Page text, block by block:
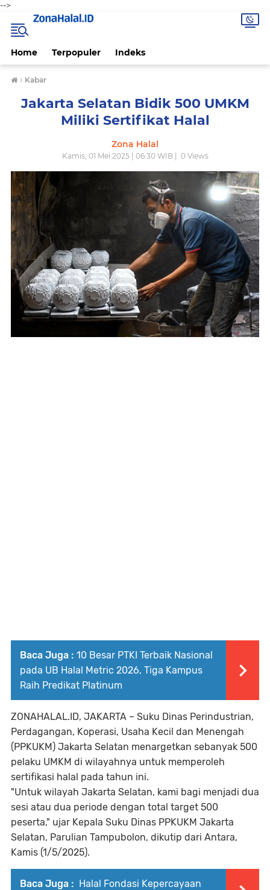
-->
Home Terpopuler Indeks
› Kabar
Jakarta Selatan Bidik 500 UMKM
Miliki Sertifikat Halal
Zona Halal
Kamis, 01 Mei 2025 | 06:30 WIB | 0Views
Baca Juga : 10 Besar PTKI Terbaik Nasional
pada UB Halal Metric 2026, Tiga Kampus
Raih Predikat Platinum
ZONAHALAL.ID, JAKARTA – Suku Dinas Perindustrian,
Perdagangan, Koperasi, Usaha Kecil dan Menengah
(PPKUKM) Jakarta Selatan menargetkan sebanyak 500
pelaku UMKM di wilayahnya untuk memperoleh
sertifikasi halal pada tahun ini.
"Untuk wilayah Jakarta Selatan, kami bagi menjadi dua
sesi atau dua periode dengan total target 500
peserta," ujar Kepala Suku Dinas PPKUKM Jakarta
Selatan, Parulian Tampubolon, dikutip dari Antara,
Kamis (1/5/2025).
Baca Juga : Halal Fondasi Kepercayaan